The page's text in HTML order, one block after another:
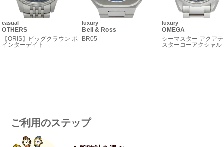
casual
OTHERS
【ORIS】ビッグクラウン ポ
インターデイト
luxury
Bell & Ross
BR05
luxury
OMEGA
シーマスター アクア
スターコーアクシャル
ご利用のステップ